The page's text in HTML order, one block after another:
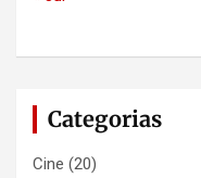
Categorias
Cine (20)